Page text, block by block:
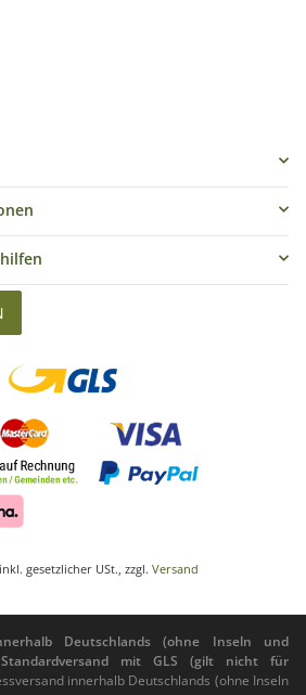
gesetzlicher USt., zzgl. Versand
Deutschlands (ohne Inseln und
Standardversand mit GLS (gilt nicht für
innerhalb Deutschlands (ohne Inseln